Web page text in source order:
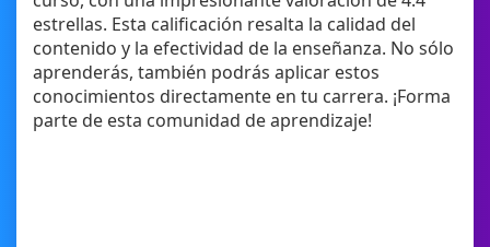
estrellas. Esta calificación resalta la calidad del
contenido y la efectividad de la enseñanza. No sólo
aprenderás, también podrás aplicar estos
conocimientos directamente en tu carrera. ¡Forma
parte de esta comunidad de aprendizaje!